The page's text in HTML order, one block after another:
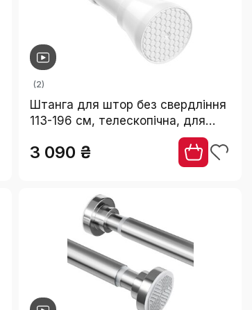
(2)
Штанга для штор без свердління
113-196 см, телескопічна, для
ванної, вікна, кухні, шафи, біла (1
шт.)
3 090 ₴